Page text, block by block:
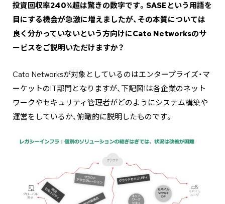
―――投資回収率240%超は驚きの数字です。SASEという用語を
目にする機会が急激に増えましたが、その本質については
良く分かっていないという方向けにCato Networksのサ
ービスをご説明いただけますか？
Cato Networksが対象としているのはエンタープライズ・マ
ーケットのIT部門となりますが、下記図1は各企業のネット
ワークやセキュリティ管理者がどのようにシステム構築や
運営をしているか、俯瞰的に説明したものです。